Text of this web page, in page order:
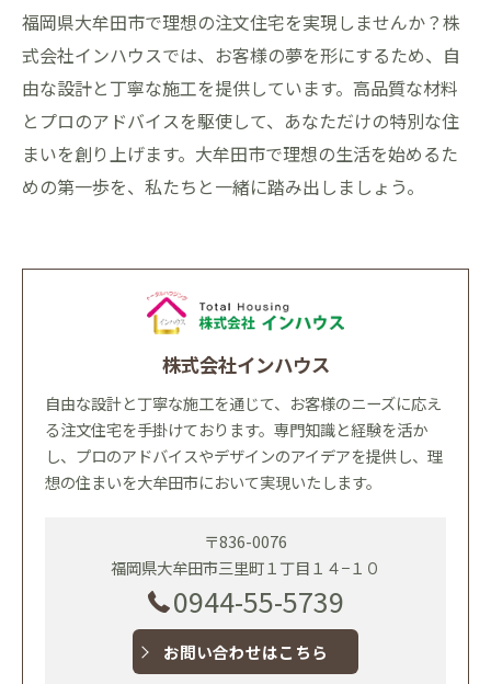
福岡県大牟田市で理想の注文住宅を実現しませんか？株
式会社インハウスでは、お客様の夢を形にするため、自
由な設計と丁寧な施工を提供しています。高品質な材料
とプロのアドバイスを駆使して、あなただけの特別な住
まいを創り上げます。大牟田市で理想の生活を始めるた
めの第一歩を、私たちと一緒に踏み出しましょう。
株式会社インハウス
自由な設計と丁寧な施工を通じて、お客様のニーズに応え
る注文住宅を手掛けております。専門知識と経験を活か
し、プロのアドバイスやデザインのアイデアを提供し、理
想の住まいを大牟田市において実現いたします。
〒836-0076
福岡県大牟田市三里町１丁目１４−１０
0944-55-5739
お問い合わせはこちら